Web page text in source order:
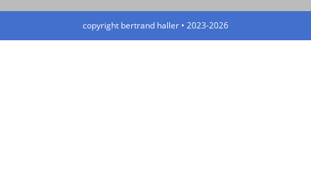
copyright bertrand haller • 2023-2026